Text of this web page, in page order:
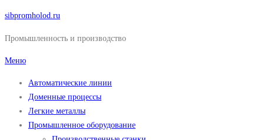
Перейти
содержимому
sibpromholod.ru
Промышленность и производство
Меню
Автоматические линии
Доменные процессы
Легкие металлы
Промышленное оборудование